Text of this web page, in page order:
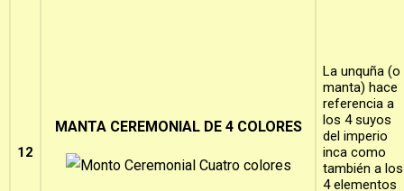
12
MANTA CEREMONIAL DE 4 COLORES
La unquña (o
manta) hace
referencia a
los 4 suyos
del imperio
inca como
también a los
4 elementos